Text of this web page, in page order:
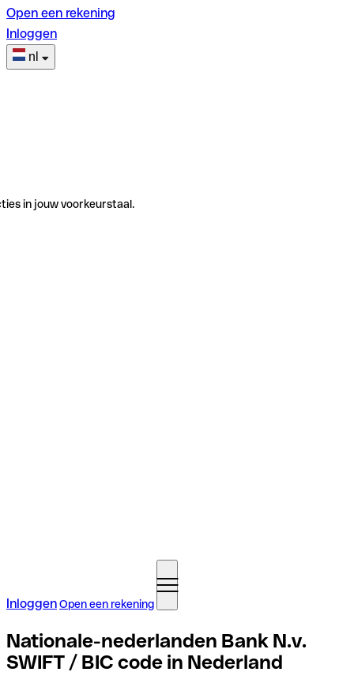
Open een rekening
Inloggen
nl
in jouw voorkeurstaal.
InloggenOpen een rekening
Nationale-nederlanden Bank N.v.
SWIFT / BIC code in Nederland